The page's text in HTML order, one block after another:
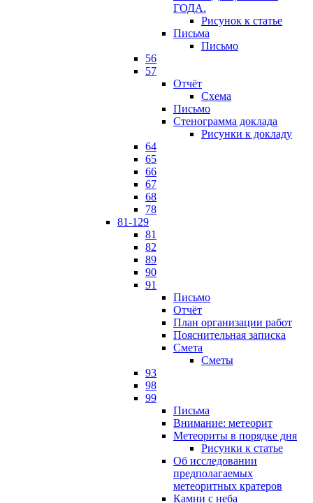
ГОДА.
Рисунок к статье
Письма
Письмо
56
57
Отчёт
Схема
Письмо
Стенограмма доклада
Рисунки к докладу
64
65
66
67
68
78
81-129
81
82
89
90
91
Письмо
Отчёт
План организации работ
Пояснительная записка
Смета
Сметы
93
98
99
Письма
Внимание: метеорит
Метеориты в порядке дня
Рисунки к статье
Об исследовании
предполагаемых
метеоритных кратеров
Камни с неба